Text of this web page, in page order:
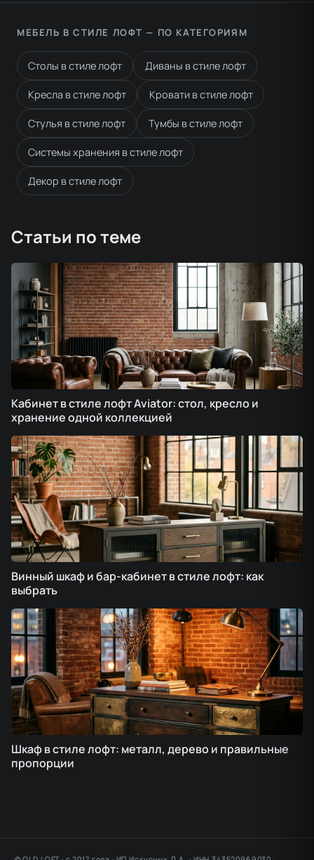
МЕБЕЛЬ В СТИЛЕ ЛОФТ — ПО КАТЕГОРИЯМ
Столы в стиле лофт Диваны в стиле лофт
Кресла в стиле лофт Кровати в стиле лофт
Стулья в стиле лофт Тумбы в стиле лофт
Системы хранения в стиле лофт
Декор в стиле лофт
Статьи по теме
Кабинет в стиле лофт Aviator: стол, кресло и
хранение одной коллекцией
Винный шкаф и бар-кабинет в стиле лофт: как
выбрать
Шкаф в стиле лофт: металл, дерево и правильные
пропорции